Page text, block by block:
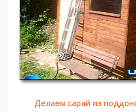
Делаем сарай из